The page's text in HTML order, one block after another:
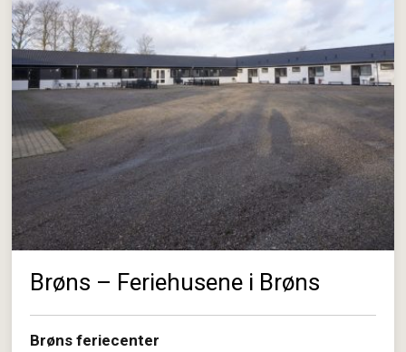
Brøns – Feriehusene i Brøns
Brøns feriecenter